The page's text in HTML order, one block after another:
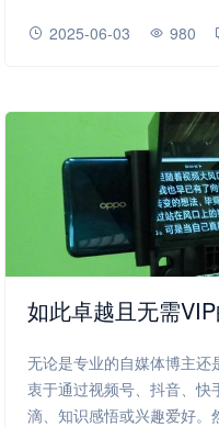
2025-06-03 980
如此卓越且无需
无论是专业的自媒体博主
衷于通过视频号、抖音、快
滴、知识感悟或兴趣爱好。